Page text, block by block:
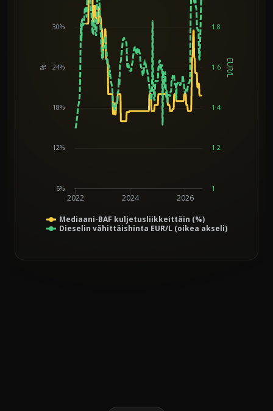
Line chart with 2 lines.
% EUR/L
Mediaani-BAF kuljetusliikkeittäin (%)
Dieselin vähittäishinta EUR/L (oikea akseli)
2022 2024 2026
6%
12%
18%
24%
30%
1
1.2
1.4
1.6
1.8